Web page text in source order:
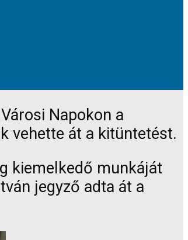
Napokon a
vehette át a kitüntetést.
kiemelkedő munkáját
jegyző adta át a